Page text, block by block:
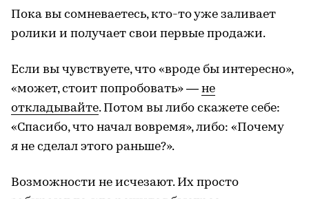
Пока вы сомневаетесь, кто-то уже заливает
ролики и получает свои первые продажи.
Если вы чувствуете, что «вроде бы интересно»,
«может, стоит попробовать» — не
откладывайте. Потом вы либо скажете себе:
«Спасибо, что начал вовремя», либо: «Почему
я не сделал этого раньше?».
Возможности не исчезают. Их просто